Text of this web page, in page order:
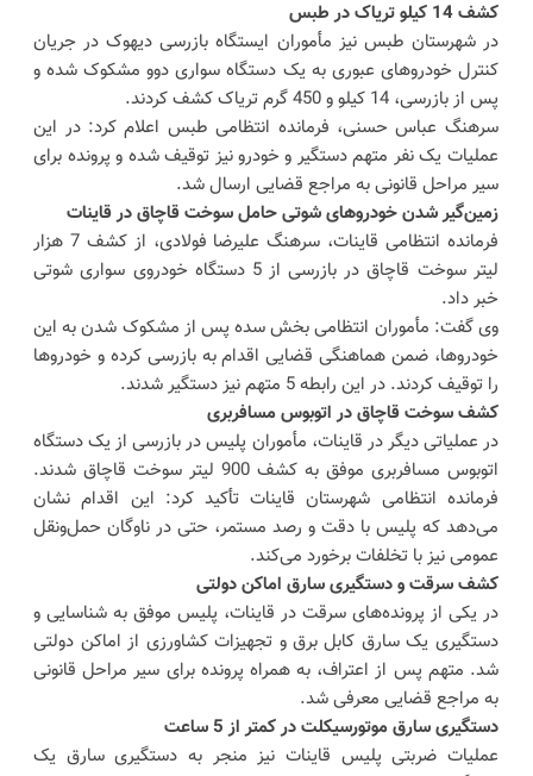
کشف 14 کیلو تریاک در طبس
در شهرستان طبس نیز مأموران ایستگاه بازرسی دیهوک در جریان
کنترل خودروهای عبوری به یک دستگاه سواری دوو مشکوک شده و
پس از بازرسی، 14 کیلو و 450 گرم تریاک کشف کردند.
سرهنگ عباس حسنی، فرمانده انتظامی طبس اعلام کرد: در این
عملیات یک نفر متهم دستگیر و خودرو نیز توقیف شده و پرونده برای
سیر مراحل قانونی به مراجع قضایی ارسال شد.
زمین‌گیر شدن خودروهای شوتی حامل سوخت قاچاق در قاینات
فرمانده انتظامی قاینات، سرهنگ علیرضا فولادی، از کشف 7 هزار
لیتر سوخت قاچاق در بازرسی از 5 دستگاه خودروی سواری شوتی
خبر داد.
وی گفت: مأموران انتظامی بخش سده پس از مشکوک شدن به این
خودروها، ضمن هماهنگی قضایی اقدام به بازرسی کرده و خودروها
را توقیف کردند. در این رابطه 5 متهم نیز دستگیر شدند.
کشف سوخت قاچاق در اتوبوس مسافربری
در عملیاتی دیگر در قاینات، مأموران پلیس در بازرسی از یک دستگاه
اتوبوس مسافربری موفق به کشف 900 لیتر سوخت قاچاق شدند.
فرمانده انتظامی شهرستان قاینات تأکید کرد: این اقدام نشان
می‌دهد که پلیس با دقت و رصد مستمر، حتی در ناوگان حمل‌ونقل
عمومی نیز با تخلفات برخورد می‌کند.
کشف سرقت و دستگیری سارق اماکن دولتی
در یکی از پرونده‌های سرقت در قاینات، پلیس موفق به شناسایی و
دستگیری یک سارق کابل برق و تجهیزات کشاورزی از اماکن دولتی
شد. متهم پس از اعتراف، به همراه پرونده برای سیر مراحل قانونی
به مراجع قضایی معرفی شد.
دستگیری سارق موتورسیکلت در کمتر از 5 ساعت
عملیات ضربتی پلیس قاینات نیز منجر به دستگیری سارق یک